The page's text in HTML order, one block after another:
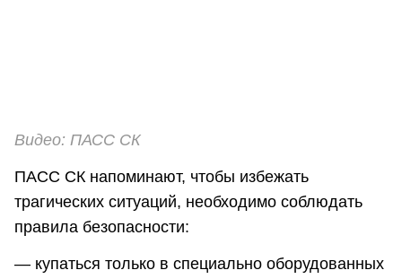
Видео: ПАСС СК
ПАСС СК напоминают, чтобы избежать
трагических ситуаций, необходимо соблюдать
правила безопасности:
— купаться только в специально оборудованных